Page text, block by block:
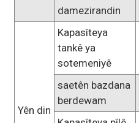
damezirandin
Yên din
Kapasîteya
tankê ya
sotemeniyê
saetên bazdana
berdewam